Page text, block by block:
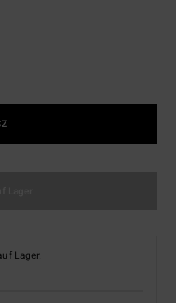
Lager.